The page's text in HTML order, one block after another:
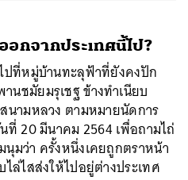
อกจากประเทศนี้ไป?
ปที่หมู่บ้านทะลุฟ้าที่ยังคงปัก
ชมัยมรุเชฐ ข้างทำเนียบ
นามหลวง ตามหมายนัดการ
ที่ 20 มีนาคม 2564 เพื่อถามไถ่
มว่า ครั้งหนึ่งเคยถูกตราหน้า
ล่ไสส่งให้ไปอยู่ต่างประเทศ